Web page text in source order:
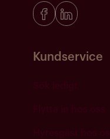
Kundservice